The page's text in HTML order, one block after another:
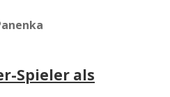
Spieler als